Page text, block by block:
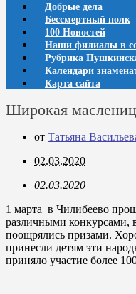
Добрые дела
Бессмертный полк
100 Новостей
Наши филиалы в
Рубрика
Календари
Карта сайта
Широкая
от Татьяна
02.03.2020
02.03.2020
1 марта в Чилибеево
различными конкурсами,
поощрялись призами.
принесли детям эти
приняло участие более